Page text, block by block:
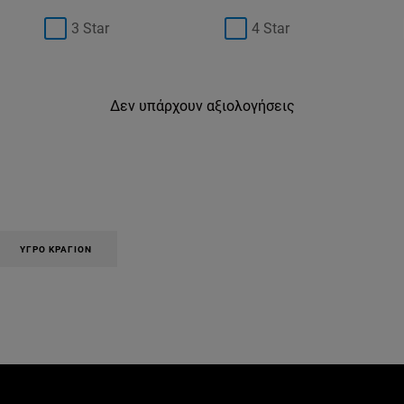
3 Star 4 Star
Δεν υπάρχουν αξιολογήσεις
ΥΓΡΌ ΚΡΑΓΙΌΝ